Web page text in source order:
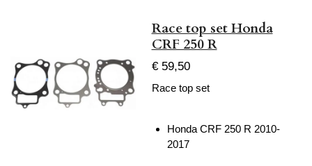
Race top set Honda
CRF 250 R
€ 59,50
Race top set
Honda CRF 250 R 2010-
2017